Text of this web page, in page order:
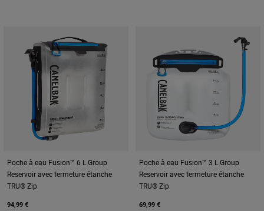
Poche à eau Fusion™ 6 L Group
Reservoir avec fermeture étanche
TRU® Zip
94,99 €
Poche à eau Fusion™ 3 L Group
Reservoir avec fermeture étanche
TRU® Zip
69,99 €